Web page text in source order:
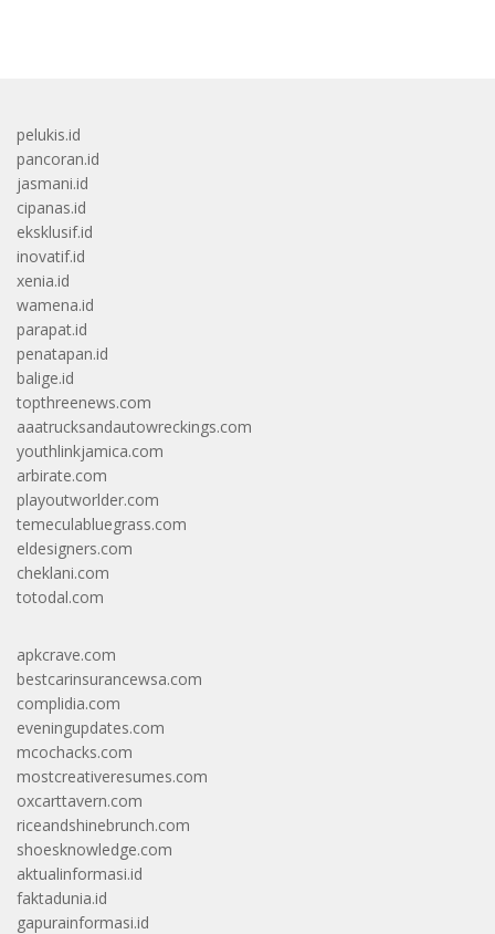
pelukis.id
pancoran.id
jasmani.id
cipanas.id
eksklusif.id
inovatif.id
xenia.id
wamena.id
parapat.id
penatapan.id
balige.id
topthreenews.com
aaatrucksandautowreckings.com
youthlinkjamica.com
arbirate.com
playoutworlder.com
temeculabluegrass.com
eldesigners.com
cheklani.com
totodal.com
apkcrave.com
bestcarinsurancewsa.com
complidia.com
eveningupdates.com
mcochacks.com
mostcreativeresumes.com
oxcarttavern.com
riceandshinebrunch.com
shoesknowledge.com
aktualinformasi.id
faktadunia.id
gapurainformasi.id